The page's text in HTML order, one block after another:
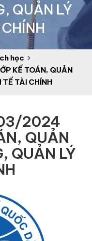
QUẢN LÝ
học
KẾ TOÁN, QUẢN
TẾ TÀI CHÍNH
2024
QUẢN
QUẢN LÝ